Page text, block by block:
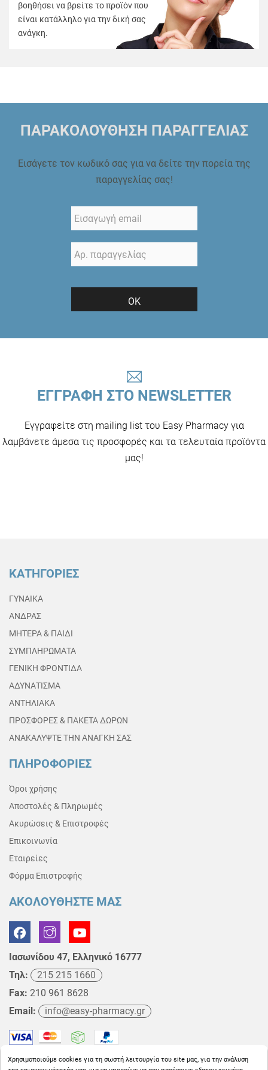
βοηθήσει να βρείτε το προϊόν που
είναι κατάλληλο για την δική σας
ανάγκη.
ΠΑΡΑΚΟΛΟΥΘΗΣΗ ΠΑΡΑΓΓΕΛΙΑΣ
Εισάγετε τον κωδικό σας για να δείτε την πορεία της
παραγγελίας σας!
ΟΚ
ΕΓΓΡΑΦΗ ΣΤΟ NEWSLETTER
Εγγραφείτε στη mailing list του Easy Pharmacy για
λαμβάνετε άμεσα τις προσφορές και τα τελευταία προϊόντα
μας!
ΚΑΤΗΓΟΡΙΕΣ
ΓΥΝΑΙΚΑ
ΑΝΔΡΑΣ
ΜΗΤΕΡΑ & ΠΑΙΔΙ
ΣΥΜΠΛΗΡΩΜΑΤΑ
ΓΕΝΙΚΗ ΦΡΟΝΤΙΔΑ
ΑΔΥΝΑΤΙΣΜΑ
ΑΝΤΗΛΙΑΚΑ
ΠΡΟΣΦΟΡΕΣ & ΠΑΚΕΤΑ ΔΩΡΩΝ
ΑΝΑΚΑΛΥΨΤΕ ΤΗΝ ΑΝΑΓΚΗ ΣΑΣ
ΠΛΗΡΟΦΟΡΙΕΣ
Όροι χρήσης
Αποστολές & Πληρωμές
Ακυρώσεις & Επιστροφές
Επικοινωνία
Εταιρείες
Φόρμα Επιστροφής
ΑΚΟΛΟΥΘΗΣΤΕ ΜΑΣ
Ιασωνίδου 47, Ελληνικό 16777
Τηλ:
215 215 1660
Fax: 210 961 8628
Email:
info@easy-pharmacy.gr
Χρησιμοποιούμε cookies για τη σωστή λειτουργία του site μας, για την ανάλυση